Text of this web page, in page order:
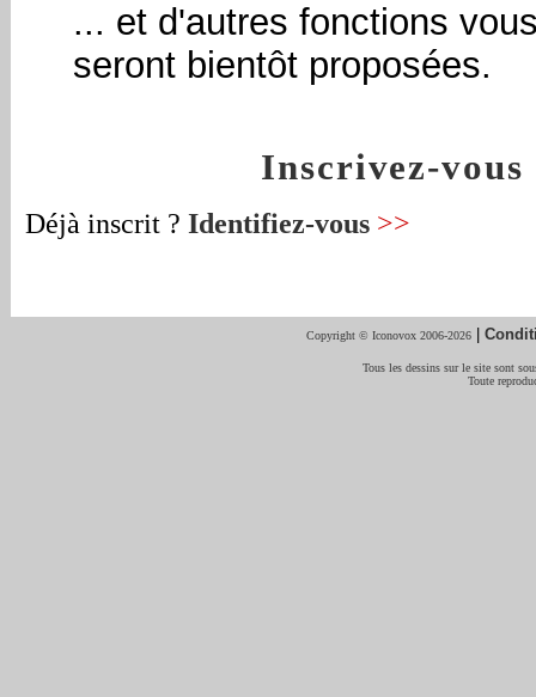
... et d'autres fonctions
seront bientôt proposées.
Inscrivez-vous
Déjà inscrit ? Identifiez-vous >>
Copyright © Iconovox 2006-2026 |
Tous les dessins sur le site sont
Toute